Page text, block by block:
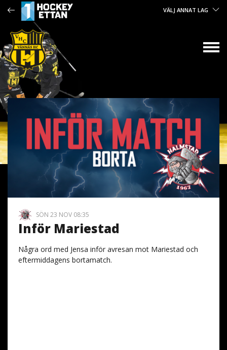
VÄLJ ANNAT LAG
SÖN 23 NOV 08:35
Inför Mariestad
Några ord med Jensa inför avresan mot Mariestad och
eftermiddagens bortamatch.